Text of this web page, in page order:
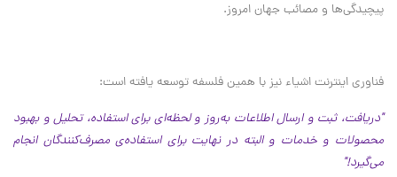
پیچیدگی‌ها و مصائب جهان امروز.
فناوری اینترنت اشیاء نیز با همین فلسفه توسعه یافته‌ است:
"دریافت، ثبت و ارسال اطلاعات به‌روز و لحظه‌ای برای استفاده، تحلیل و بهبود
محصولات و خدمات و البته در نهایت برای استفاده‌ی مصرف‌کنندگان انجام
می‌گیرد!"